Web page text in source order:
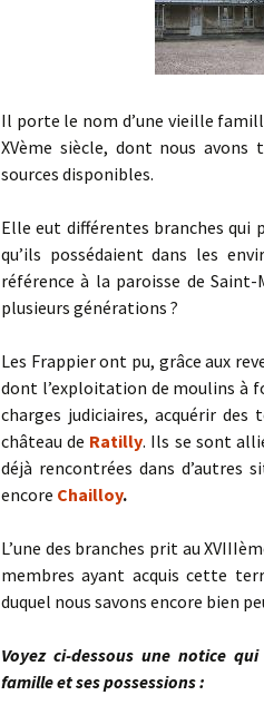
Il porte le nom d’une vieille
XVème siècle, dont nous
sources disponibles.
Elle eut différentes branches qui
qu’ils possédaient dans les
référence à la paroisse de
plusieurs générations ?
Les Frappier ont pu, grâce aux
dont l’exploitation de moulins à
charges judiciaires, acquérir des
château de Ratilly. Ils se sont
déjà rencontrées dans d’autres
encore Chailloy.
L’une des branches prit au
membres ayant acquis cette
duquel nous savons encore bien
Voyez ci-dessous une notice
famille et ses possessions :